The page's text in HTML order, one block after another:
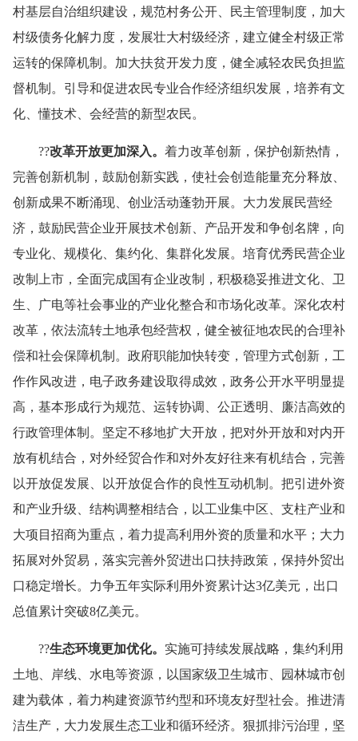
村基层自治组织建设，规范村务公开、民主管理制度，加大
村级债务化解力度，发展壮大村级经济，建立健全村级正常
运转的保障机制。加大扶贫开发力度，健全减轻农民负担监
督机制。引导和促进农民专业合作经济组织发展，培养有文
化、懂技术、会经营的新型农民。
??改革开放更加深入。 着力改革创新，保护创新热情，
完善创新机制，鼓励创新实践，使社会创造能量充分释放、
创新成果不断涌现、创业活动蓬勃开展。大力发展民营经
济，鼓励民营企业开展技术创新、产品开发和争创名牌，向
专业化、规模化、集约化、集群化发展。培育优秀民营企业
改制上市，全面完成国有企业改制，积极稳妥推进文化、卫
生、广电等社会事业的产业化整合和市场化改革。深化农村
改革，依法流转土地承包经营权，健全被征地农民的合理补
偿和社会保障机制。政府职能加快转变，管理方式创新，工
作作风改进，电子政务建设取得成效，政务公开水平明显提
高，基本形成行为规范、运转协调、公正透明、廉洁高效的
行政管理体制。坚定不移地扩大开放，把对外开放和对内开
放有机结合，对外经贸合作和对外友好往来有机结合，完善
以开放促发展、以开放促合作的良性互动机制。把引进外资
和产业升级、结构调整相结合，以工业集中区、支柱产业和
大项目招商为重点，着力提高利用外资的质量和水平；大力
拓展对外贸易，落实完善外贸进出口扶持政策，保持外贸出
口稳定增长。力争五年实际利用外资累计达3亿美元，出口
总值累计突破8亿美元。
??生态环境更加优化。 实施可持续发展战略，集约利用
土地、岸线、水电等资源，以国家级卫生城市、园林城市创
建为载体，着力构建资源节约型和环境友好型社会。推进清
洁生产，大力发展生态工业和循环经济。狠抓排污治理，坚